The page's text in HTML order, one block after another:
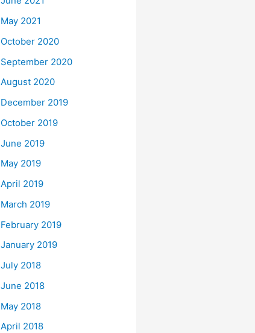
May 2021
October 2020
September 2020
August 2020
December 2019
October 2019
June 2019
May 2019
April 2019
March 2019
February 2019
January 2019
July 2018
June 2018
May 2018
April 2018